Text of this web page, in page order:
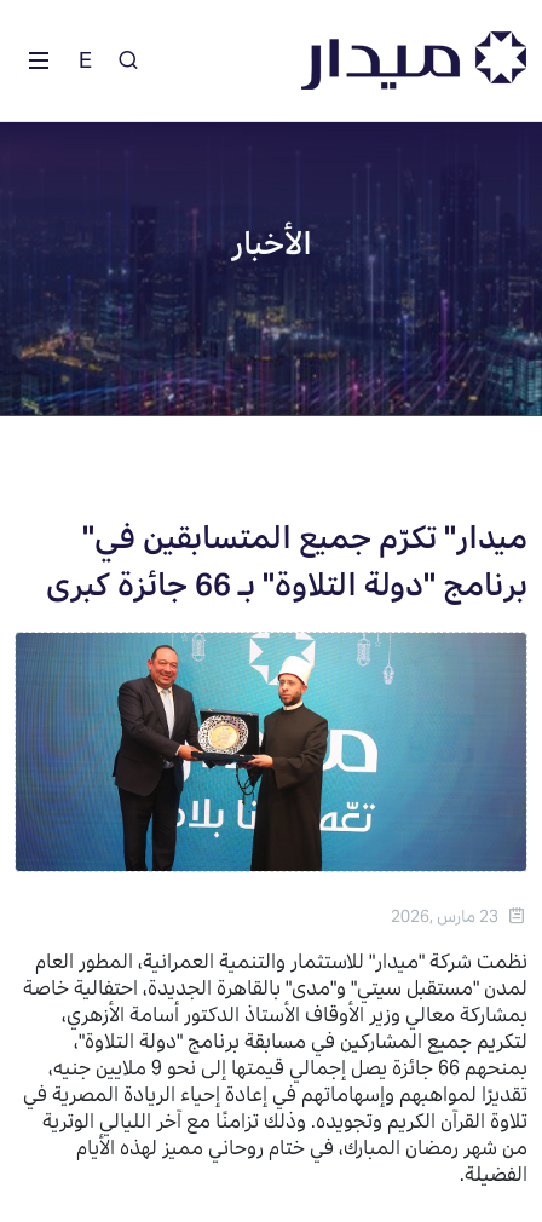
E
الأخبار
"ميدار" تكرّم جميع المتسابقين في
برنامج "دولة التلاوة" بـ 66 جائزة كبرى
نظمت شركة "ميدار" للاستثمار والتنمية العمرانية، المطور العام
لمدن "مستقبل سيتي" و"مدى" بالقاهرة الجديدة، احتفالية خاصة
بمشاركة معالي وزير الأوقاف الأستاذ الدكتور أسامة الأزهري،
لتكريم جميع المشاركين في مسابقة برنامج "دولة التلاوة"،
بمنحهم 66 جائزة يصل إجمالي قيمتها إلى نحو 9 ملايين جنيه،
تقديرًا لمواهبهم وإسهاماتهم في إعادة إحياء الريادة المصرية في
تلاوة القرآن الكريم وتجويده. وذلك تزامنًا مع آخر الليالي الوترية
من شهر رمضان المبارك، في ختام روحاني مميز لهذه الأيام
الفضيلة.